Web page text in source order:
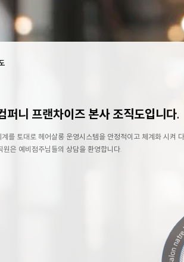
퍼니 프랜차이즈 본사 조직도입니다.
를 토대로 헤어살롱 운영시스템을 안정적이고 체계화 시켜
원은 예비점주님들의 상담을 환영합니다.